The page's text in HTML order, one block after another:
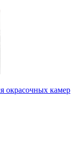
окрасочных камер